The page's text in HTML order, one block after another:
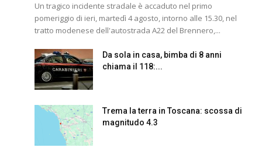
Un tragico incidente stradale è accaduto nel primo
pomeriggio di ieri, martedì 4 agosto, intorno alle 15.30, nel
tratto modenese dell'autostrada A22 del Brennero,...
Da sola in casa, bimba di 8 anni
chiama il 118:...
Trema la terra in Toscana: scossa di
magnitudo 4.3